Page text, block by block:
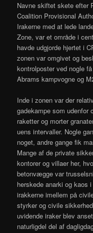
Navne skiftet skete efter
Coalition Provisional
Irakerne med at lede
Zone, var et område i
havde udgjorde hjertet i
zonen var omgivet og
kontrolposter ved nogle
Abrams kampvogne og
Inde i zonen var der
gadekampe som udenfor
raketter og morter
uens intervaller. Nogle
noget, andre gange fik
Mange af de private
kontorer og villaer her,
betonvægge var
herskede anarki og kaos
irakkerne imellem på
styrker og civile
uvidende iraker blev
naturligdel del af